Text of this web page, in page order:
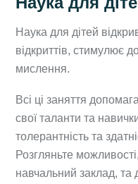
Наука для дітей
відкриттів, стимулює
мислення.
Всі ці заняття
свої таланти та
толерантність та
Розгляньте
навчальний заклад, та